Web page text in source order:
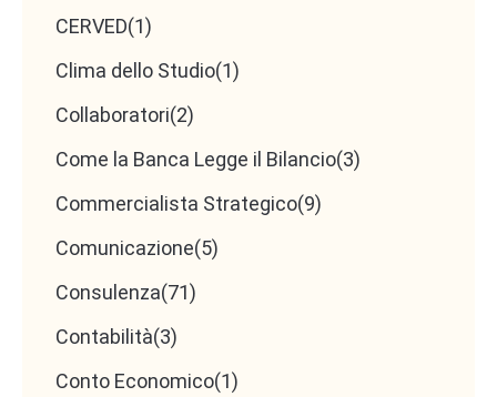
CERVED(1)
Clima dello Studio(1)
Collaboratori(2)
Come la Banca Legge il Bilancio(3)
Commercialista Strategico(9)
Comunicazione(5)
Consulenza(71)
Contabilità(3)
Conto Economico(1)